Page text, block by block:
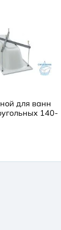
для ванн
140-